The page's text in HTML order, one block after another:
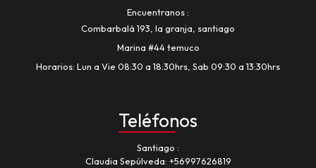
Encuentranos
Combarbalá 193, la granja, santiago
Marina #44 temuco
Horarios: Lun a Vie 08:30 a 18:30hrs, Sab 09:30 a 13:30hrs
Teléfonos
Santiago
Claudia Sepúlveda: +56997626819